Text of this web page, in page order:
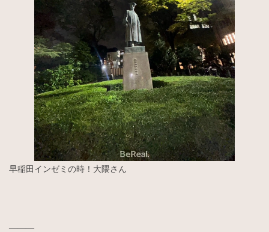
早稲田インゼミの時！大隈さん
―――